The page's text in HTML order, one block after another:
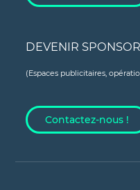
DEVENIR SPONSOR
(Espaces publicitaires,
Contactez-nous !